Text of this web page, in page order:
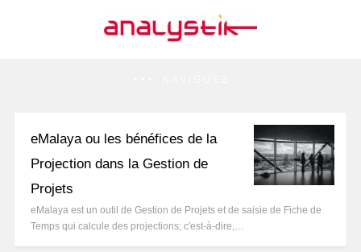
eMalaya ou les bénéfices de la
Projection dans la Gestion de
Projets
eMalaya est un outil de Gestion de Projets et de saisie de Fiche de
Temps qui calcule des projections; c'est-à-dire,…